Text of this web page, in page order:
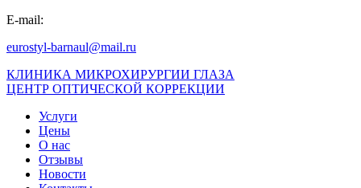
E-mail:
eurostyl-barnaul@mail.ru
КЛИНИКА МИКРОХИРУРГИИ ГЛАЗА
ЦЕНТР ОПТИЧЕСКОЙ КОРРЕКЦИИ
Услуги
Цены
О нас
Отзывы
Новости